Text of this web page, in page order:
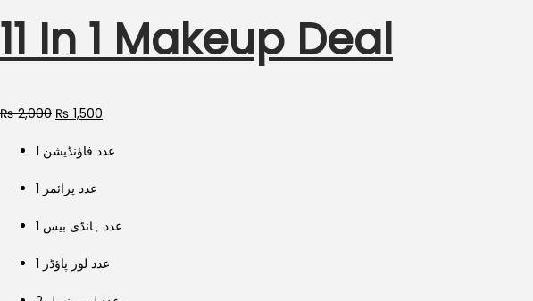
11 In 1 Makeup Deal
₨2,000 Original
was:
₨ 2,000.
₨ 1,500
1 عدد فاؤنڈیشن
1 عدد پرائمر
1 عدد ہانڈی بیس
1 عدد لوز پاؤڈر